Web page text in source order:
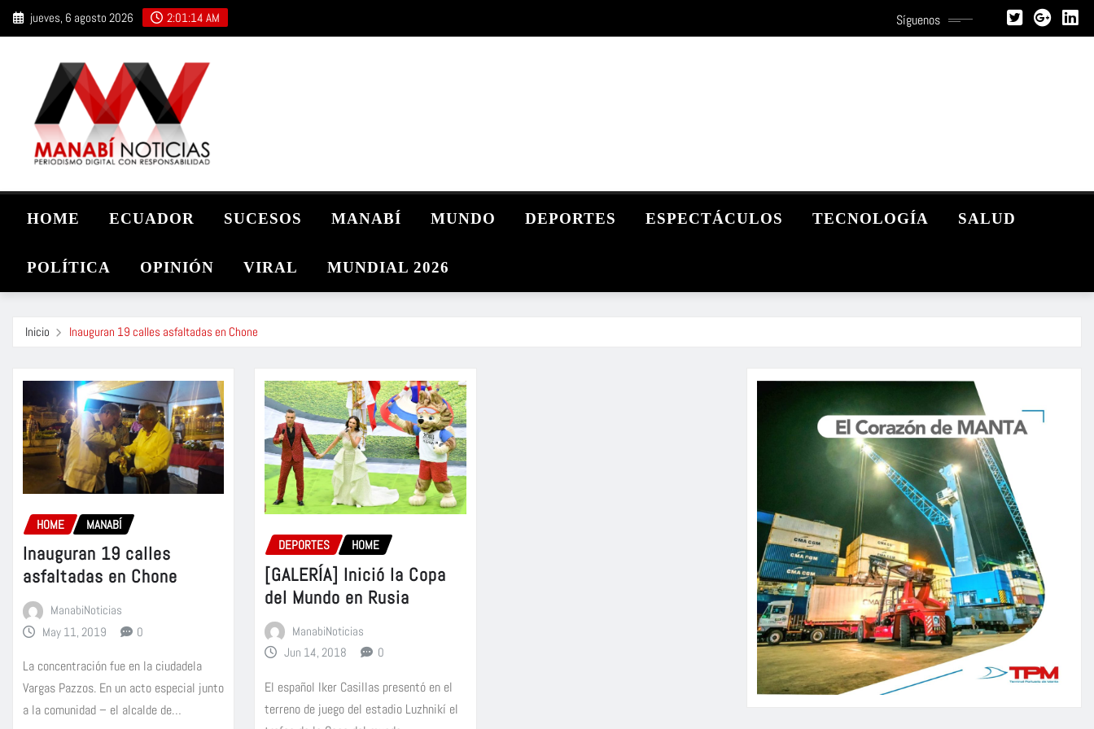
Saltar jueves, 6 agosto 2026 2:01:15 AM Síguenos
HOME ECUADOR SUCESOS MANABÍ MUNDO DEPORTES ESPECTÁCULOS TECNOLOGÍA SALUD
POLÍTICA OPINIÓN VIRAL MUNDIAL 2026
Inicio Inauguran 19 calles asfaltadas en Chone
HOME MANABÍ
Inauguran 19 calles
asfaltadas en Chone
ManabiNoticias
May 11, 2019
0
La concentración fue en la ciudadela
Vargas Pazzos. En un acto especial junto
a la comunidad – el alcalde de…
DEPORTES HOME
[GALERÍA] Inició la Copa
del Mundo en Rusia
ManabiNoticias
Jun 14, 2018
0
El español Iker Casillas presentó en el
terreno de juego del estadio Luzhnikí el